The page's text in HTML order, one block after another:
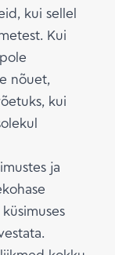
kui sellel
Kui
nõuet,
kui
ja